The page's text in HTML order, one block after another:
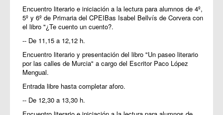
Encuentro literario e iniciación a la lectura para alumnos de 4º,
5º y 6º de Primaria del CPEIBas Isabel Bellvís de Corvera con
el libro "¿Te cuento un cuento?.
-- De 11,15 a 12,12 h.
Encuentro literario y presentación del libro "Un paseo literario
por las calles de Murcia" a cargo del Escritor Paco López
Mengual.
Entrada libre hasta completar aforo.
-- De 12,30 a 13,30 h.